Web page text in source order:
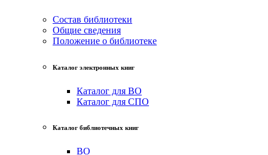
Состав библиотеки
Общие сведения
Положение о библиотеке
Каталог электронных книг
Каталог для ВО
Каталог для СПО
Каталог библиотечных книг
ВО